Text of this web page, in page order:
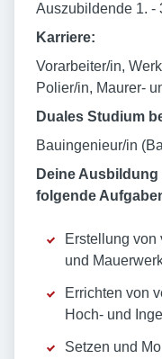
Auszubildende 1. -
Karriere:
Vorarbeiter/in,
Polier/in, Maurer-
Duales Studium
Bauingenieur/in
Deine
folgende
Erstellung von
und
Errichten von
Hoch- und
Setzen und